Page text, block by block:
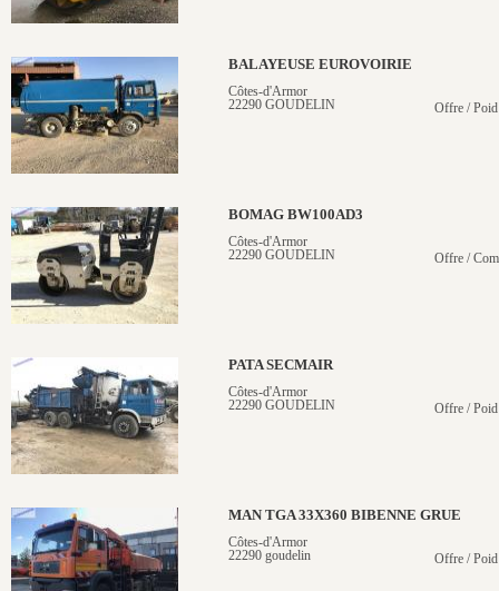
BALAYEUSE EUROVOIRIE
Côtes-d'Armor
22290 GOUDELIN
Offre /
BOMAG BW100AD3
Côtes-d'Armor
22290 GOUDELIN
Offre /
PATA SECMAIR
Côtes-d'Armor
22290 GOUDELIN
Offre /
MAN TGA 33X360 BIBENNE GRUE
Côtes-d'Armor
22290 goudelin
Offre /